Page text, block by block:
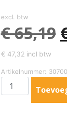
excl. btw
€65,19
€ 47,32 incl btw
Artikelnummer: